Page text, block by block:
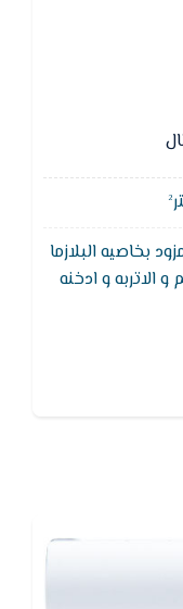
ومزود بخاصيه البلازما
الاتربه و ادخنه